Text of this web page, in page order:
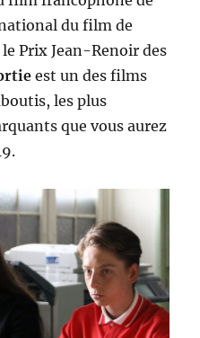
du film de
Prix Jean-Renoir des
est un des films
les plus
que vous aurez